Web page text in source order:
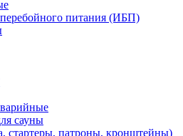
питания (ИБП)
сауны
стартеры, патроны, кронштейны)